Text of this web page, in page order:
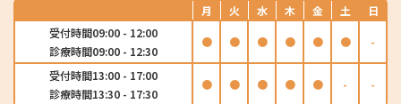
月 火 水 木 金 土
日
受付時間09:00 - 12:00
診療時間09:00 - 12:30
● ● ● ● ● ● -
受付時間13:00 - 17:00
診療時間13:30 - 17:30
● ● ● ● ● - -